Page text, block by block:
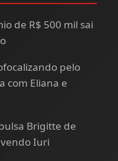
de R$ 500 mil sai
pelo
com Eliana e
Brigitte de
Iuri